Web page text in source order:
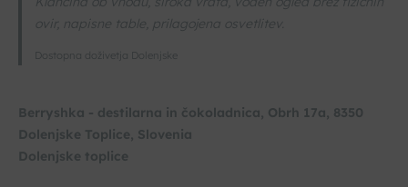
ovir, napisne table, prilagojena osvetlitev.
Dostopna doživetja Dolenjske
Berryshka - destilarna in čokoladnica, Obrh 17a, 8350
Dolenjske Toplice, Slovenia
Dolenjske toplice